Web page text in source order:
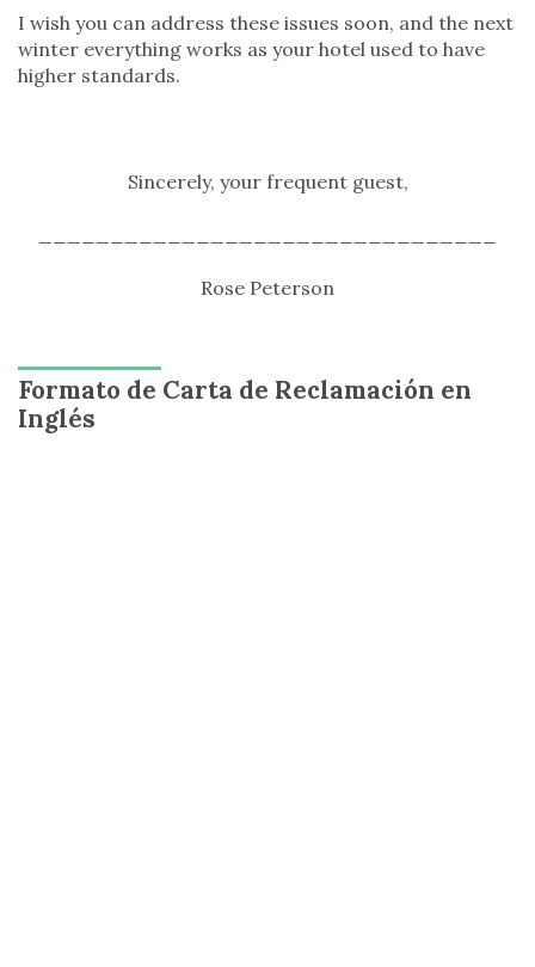
I wish you can address these issues soon, and the next
winter everything works as your hotel used to have
higher standards.
Sincerely, your frequent guest,
Rose Peterson
Formato de Carta de Reclamación en
Inglés